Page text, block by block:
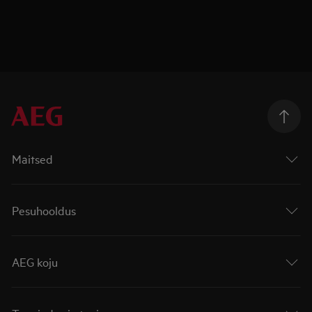
Maitsed
Pesuhooldus
AEG koju